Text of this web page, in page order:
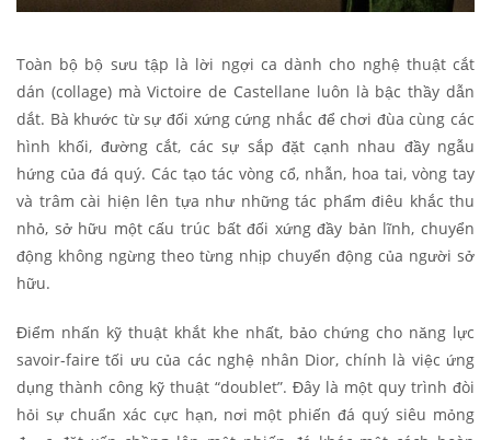
Toàn bộ bộ sưu tập là lời ngợi ca dành cho nghệ thuật cắt
dán (collage) mà Victoire de Castellane luôn là bậc thầy dẫn
dắt. Bà khước từ sự đối xứng cứng nhắc để chơi đùa cùng các
hình khối, đường cắt, các sự sắp đặt cạnh nhau đầy ngẫu
hứng của đá quý. Các tạo tác vòng cổ, nhẫn, hoa tai, vòng tay
và trâm cài hiện lên tựa như những tác phẩm điêu khắc thu
nhỏ, sở hữu một cấu trúc bất đối xứng đầy bản lĩnh, chuyển
động không ngừng theo từng nhịp chuyển động của người sở
hữu.
Điểm nhấn kỹ thuật khắt khe nhất, bảo chứng cho năng lực
savoir-faire tối ưu của các nghệ nhân Dior, chính là việc ứng
dụng thành công kỹ thuật “doublet”. Đây là một quy trình đòi
hỏi sự chuẩn xác cực hạn, nơi một phiến đá quý siêu mỏng